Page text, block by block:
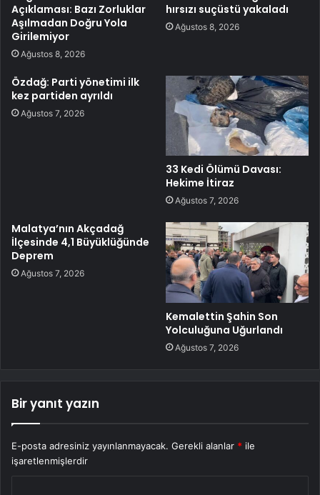
Açıklaması: Bazı Zorluklar
Aşılmadan Doğru Yola
Girilemiyor
Ağustos 8, 2026
hırsızı suçüstü yakaladı
Ağustos 8, 2026
Özdağ: Parti yönetimi ilk
kez partiden ayrıldı
Ağustos 7, 2026
33 Kedi Ölümü Davası:
Hekime İtiraz
Ağustos 7, 2026
Malatya’nın Akçadağ
İlçesinde 4,1 Büyüklüğünde
Deprem
Ağustos 7, 2026
Kemalettin Şahin Son
Yolculuğuna Uğurlandı
Ağustos 7, 2026
Bir yanıt yazın
E-posta adresiniz yayınlanmayacak. Gerekli alanlar * ile
işaretlenmişlerdir